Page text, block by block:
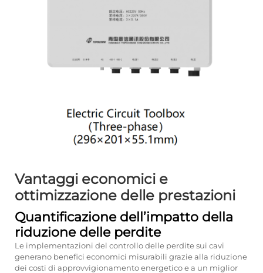
Vantaggi economici e
ottimizzazione delle prestazioni
Quantificazione dell’impatto della
riduzione delle perdite
Le implementazioni del controllo delle perdite sui cavi
generano benefici economici misurabili grazie alla riduzione
dei costi di approvvigionamento energetico e a un miglior